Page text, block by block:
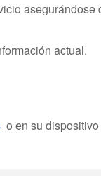
actual.
o en su